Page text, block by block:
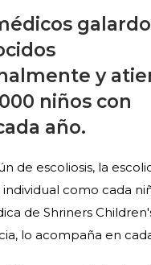
y
niños con
año.
de escoliosis, la
como cada
de Shriners
lo acompaña en